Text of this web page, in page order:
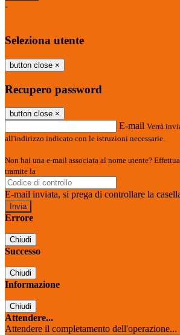
-
Seleziona utente
button close ×
Recupero password
button close ×
E-mail Verrà
all'indirizzo indicato con le istruzioni necessarie.
Non hai una e-mail associata al nome utente?
tramite la
E-mail inviata, si prega di controllare la
Errore
Chiudi
Successo
Chiudi
Informazione
Chiudi
Attendere...
Attendere il completamento dell'operazione...